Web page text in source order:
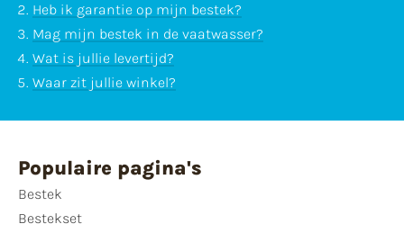
Heb ik garantie op mijn bestek?
Mag mijn bestek in de vaatwasser?
Wat is jullie levertijd?
Waar zit jullie winkel?
Populaire pagina's
Bestek
Bestekset